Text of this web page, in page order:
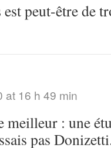
peut-être de
at 16 h 49 min
meilleur : une
pas